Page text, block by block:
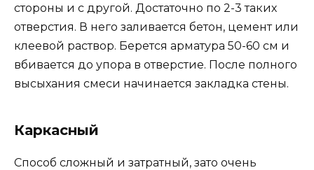
стороны и с другой. Достаточно по 2-3 таких
отверстия. В него заливается бетон, цемент или
клеевой раствор. Берется арматура 50-60 см и
вбивается до упора в отверстие. После полного
высыхания смеси начинается закладка стены.
Каркасный
Способ сложный и затратный, зато очень